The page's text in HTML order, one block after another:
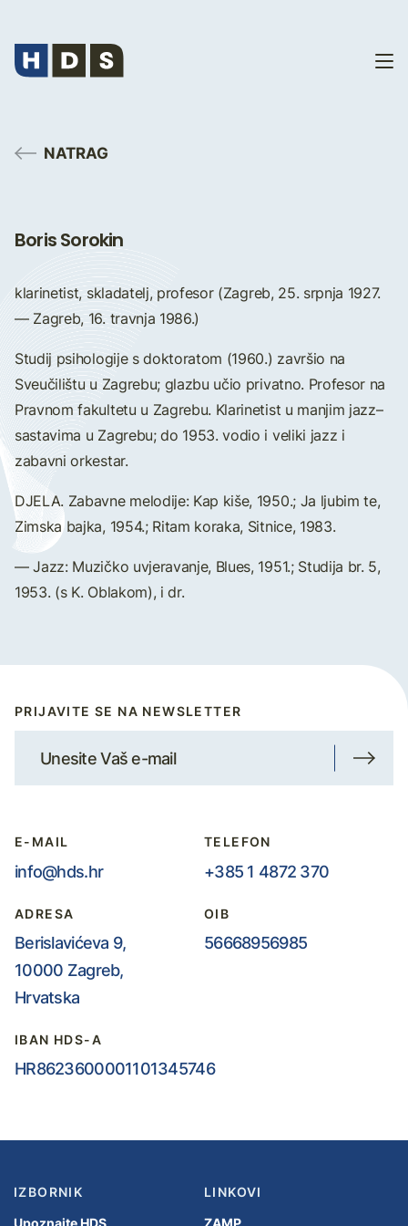
NATRAG
Boris Sorokin
klarinetist, skladatelj, profesor (Zagreb, 25. srpnja 1927.
— Zagreb, 16. travnja 1986.)
Studij psihologije s doktoratom (1960.) završio na
Sveučilištu u Zagrebu; glazbu učio privatno. Profesor na
Pravnom fakultetu u Zagrebu. Klarinetist u manjim jazz–
sastavima u Zagrebu; do 1953. vodio i veliki jazz i
zabavni orkestar.
DJELA. Zabavne melodije: Kap kiše, 1950.; Ja ljubim te,
Zimska bajka, 1954.; Ritam koraka, Sitnice, 1983.
— Jazz: Muzičko uvjeravanje, Blues, 1951.; Studija br. 5,
1953. (s K. Oblakom), i dr.
PRIJAVITE SE NA NEWSLETTER
E-MAIL
info@hds.hr
TELEFON
+385 1 4872 370
ADRESA
Berislavićeva 9,
10000 Zagreb,
Hrvatska
OIB
56668956985
IBAN HDS-A
HR8623600001101345746
IZBORNIK
Upoznajte HDS
LINKOVI
ZAMP